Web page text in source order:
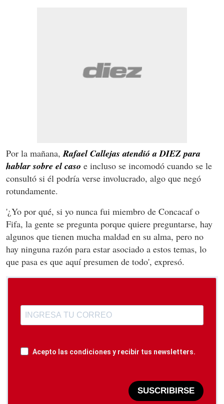
Por la mañana, Rafael Callejas atendió a DIEZ para
hablar sobre el caso e incluso se incomodó cuando se le
consultó si él podría verse involucrado, algo que negó
rotundamente.
'¿Yo por qué, si yo nunca fui miembro de Concacaf o
Fifa, la gente se pregunta porque quiere preguntarse, hay
algunos que tienen mucha maldad en su alma, pero no
hay ninguna razón para estar asociado a estos temas, lo
que pasa es que aquí presumen de todo', expresó.
Acepto las condiciones y recibir tus newsletters.
SUSCRIBIRSE